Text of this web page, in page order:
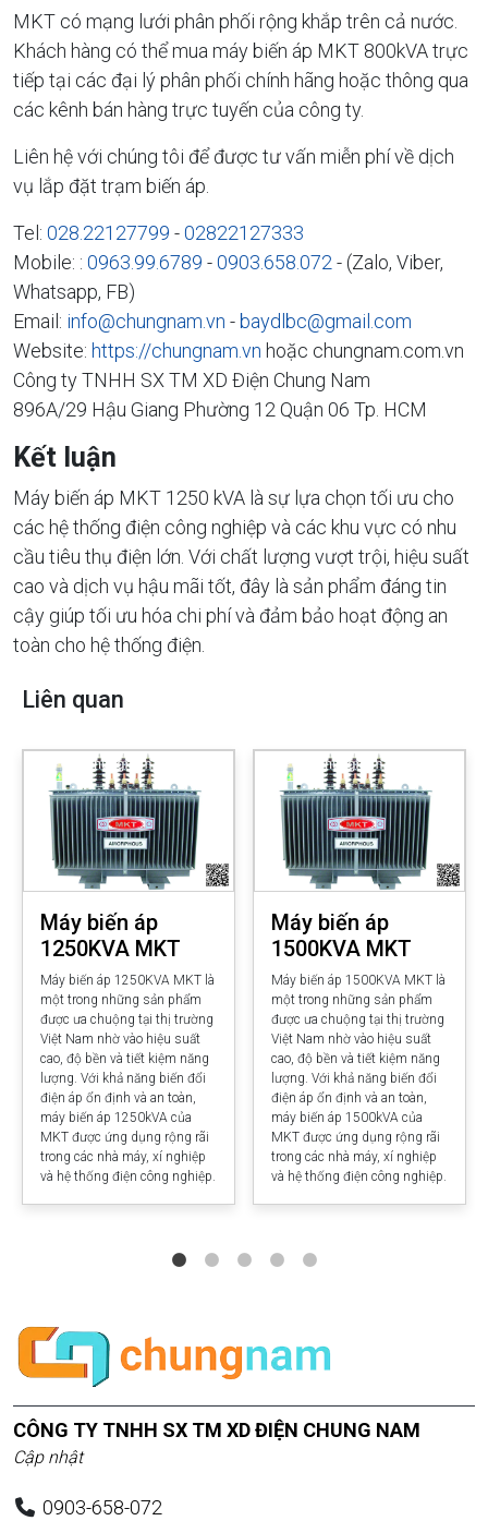
MKT có mạng lưới phân phối rộng khắp trên cả nước.
Khách hàng có thể mua máy biến áp MKT 800kVA trực
tiếp tại các đại lý phân phối chính hãng hoặc thông qua
các kênh bán hàng trực tuyến của công ty.
Liên hệ với chúng tôi để được tư vấn miễn phí về dịch
vụ lắp đặt trạm biến áp.
Tel: 028.22127799 -02822127333
Mobile: : 0963.99.6789 -0903.658.072 - (Zalo, Viber,
Whatsapp, FB)
Email: info@chungnam.vn -baydlbc@gmail.com
Website: https://chungnam.vn hoặc chungnam.com.vn
Công ty TNHH SX TM XD Điện Chung Nam
896A/29 Hậu Giang Phường 12 Quận 06 Tp. HCM
Kết luận
Máy biến áp MKT 1250 kVA là sự lựa chọn tối ưu cho
các hệ thống điện công nghiệp và các khu vực có nhu
cầu tiêu thụ điện lớn. Với chất lượng vượt trội, hiệu suất
cao và dịch vụ hậu mãi tốt, đây là sản phẩm đáng tin
cậy giúp tối ưu hóa chi phí và đảm bảo hoạt động an
toàn cho hệ thống điện.
Liên quan
Máy biến áp
1250KVA MKT
Máy biến áp 1250KVA MKT là
một trong những sản phẩm
được ưa chuộng tại thị trường
Việt Nam nhờ vào hiệu suất
cao, độ bền và tiết kiệm năng
lượng. Với khả năng biến đổi
điện áp ổn định và an toàn,
máy biến áp 1250kVA của
MKT được ứng dụng rộng rãi
trong các nhà máy, xí nghiệp
và hệ thống điện công nghiệp.
Máy biến áp
1500KVA MKT
Máy biến áp 1500KVA MKT là
một trong những sản phẩm
được ưa chuộng tại thị trường
Việt Nam nhờ vào hiệu suất
cao, độ bền và tiết kiệm năng
lượng. Với khả năng biến đổi
điện áp ổn định và an toàn,
máy biến áp 1500kVA của
MKT được ứng dụng rộng rãi
trong các nhà máy, xí nghiệp
và hệ thống điện công nghiệp.
CÔNG TY TNHH SX TM XD ĐIỆN CHUNG NAM
Cập nhật
0903-658-072